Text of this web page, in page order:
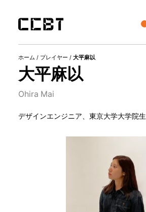
ホーム / プレイヤー / 大平麻以
大平麻以
Ohira Mai
デザインエンジニア、東京大学大学院生